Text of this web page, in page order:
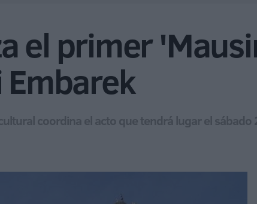
el primer
coordina el acto que tendrá lugar el